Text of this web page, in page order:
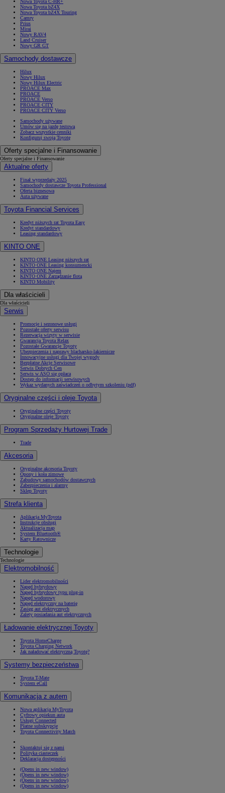
Nowa Toyota C-HR+
Nowa Toyota bZ4X
Nowa Toyota bZ4X Touring
Camry
Prius
Mirai
Nowy RAV4
Land Cruiser
Nowy GR GT
Samochody dostawcze
Hilux
Nowy Hilux
Nowy Hilux Electric
PROACE Max
PROACE
PROACE Verso
PROACE CITY
PROACE CITY Verso
Samochody używane
Umów się na jazdę testową
Zobacz wszystkie cenniki
Konfiguruj swoją Toyotę
Oferty specjalne i Finansowanie
Oferty specjalne i Finansowanie
Aktualne oferty
Finał wyprzedaży 2025
Samochody dostawcze Toyota Professional
Oferta biznesowa
Auta używane
Toyota Financial Services
Kredyt niższych rat Toyota Easy
Kredyt standardowy
Leasing standardowy
KINTO ONE
KINTO ONE Leasing niższych rat
KINTO ONE Leasing konsumencki
KINTO ONE Najem
KINTO ONE Zarządzanie flotą
KINTO Mobility
Dla właścicieli
Dla właścicieli
Serwis
Promocje i sezonowe usługi
Pozostałe oferty serwisu
Rezerwacja wizyty w serwisie
Gwarancja Toyota Relax
Pozostałe Gwarancje Toyoty
Ubezpieczenia i naprawy blacharsko-lakiernicze
Innowacyjne usługi dla Twojej wygody
Bezpłatne Akcje Serwisowe
Serwis Dobrych Cen
Serwis w ASO się opłaca
Dostęp do informacji serwisowych
Wykaz wydanych zaświadczeń o odbytym szkoleniu (pdf)
Oryginalne części i oleje Toyota
Oryginalne części Toyoty
Oryginalne oleje Toyoty
Program Sprzedaży Hurtowej Trade
Trade
Akcesoria
Oryginalne akcesoria Toyoty
Opony i koła zimowe
Zabudowy samochodów dostawczych
Zabezpieczenia i alarmy
Sklep Toyoty
Strefa klienta
Aplikacja MyToyota
Instrukcje obsługi
Aktualizacja map
System Bluetooth®
Karty Ratownicze
Technologie
Technologie
Elektromobilność
Lider elektromobilności
Napęd hybrydowy
Napęd hybrydowy typu plug-in
Napęd wodorowy
Napęd elektryczny na baterię
Zasięg aut elektrycznych
Zalety posiadania aut elektrycznych
Ładowanie elektrycznej Toyoty
Toyota HomeCharge
Toyota Charging Network
Jak naładować elektryczną Toyotę?
Systemy bezpieczeństwa
Toyota T-Mate
System eCall
Komunikacja z autem
Nowa aplikacja MyToyota
Cyfrowy opiekun auta
Usługi Connected
Płatne subskrypcje
Toyota Connectivity Match
Skontaktuj się z nami
Polityka ciasteczek
Deklaracja dostępności
(Opens in new window)
(Opens in new window)
(Opens in new window)
(Opens in new window)